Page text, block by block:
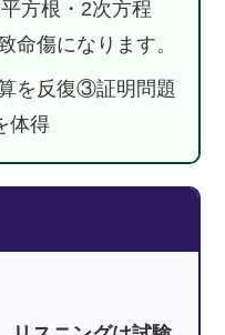
方根・2次方程
命傷になります。
を反復③証明問題
体得